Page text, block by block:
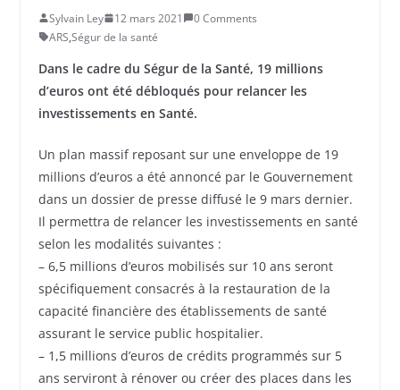
Sylvain Ley 12 mars 2021
0 Comments
ARS,Ségur de la santé
Dans le cadre du Ségur de la Santé, 19 millions
d’euros ont été débloqués pour relancer les
investissements en Santé.
Un plan massif reposant sur une enveloppe de 19
millions d’euros a été annoncé par le Gouvernement
dans un dossier de presse diffusé le 9 mars dernier.
Il permettra de relancer les investissements en santé
selon les modalités suivantes :
– 6,5 millions d’euros mobilisés sur 10 ans seront
spécifiquement consacrés à la restauration de la
capacité financière des établissements de santé
assurant le service public hospitalier.
– 1,5 millions d’euros de crédits programmés sur 5
ans serviront à rénover ou créer des places dans les